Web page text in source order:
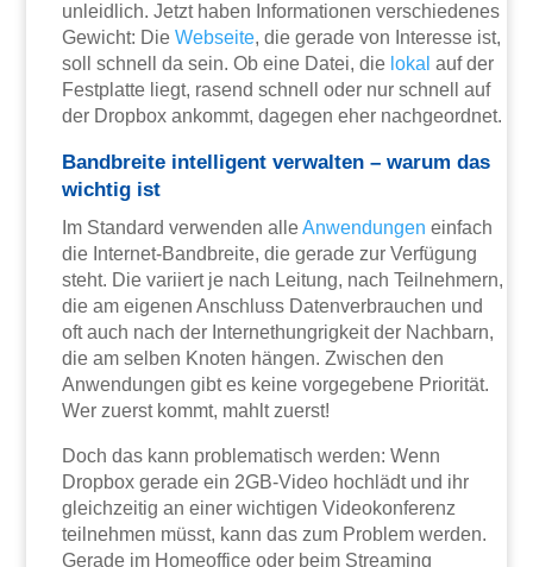
unleidlich. Jetzt haben Informationen verschiedenes
Gewicht: DieWebseite, die gerade von Interesse ist,
soll schnell da sein. Ob eine Datei, die lokal auf der
Festplatte liegt, rasend schnell oder nur schnell auf
der Dropbox ankommt, dagegen eher nachgeordnet.
Bandbreite intelligent verwalten – warum das
wichtig ist
Im Standard verwenden alleAnwendungen einfach
die Internet-Bandbreite, die gerade zur Verfügung
steht. Die variiert je nach Leitung, nach Teilnehmern,
die am eigenen Anschluss Datenverbrauchen und
oft auch nach der Internethungrigkeit der Nachbarn,
die am selben Knoten hängen. Zwischen den
Anwendungen gibt es keine vorgegebene Priorität.
Wer zuerst kommt, mahlt zuerst!
Doch das kann problematisch werden: Wenn
Dropbox gerade ein 2GB-Video hochlädt und ihr
gleichzeitig an einer wichtigen Videokonferenz
teilnehmen müsst, kann das zum Problem werden.
Gerade im Homeoffice oder beim Streaming